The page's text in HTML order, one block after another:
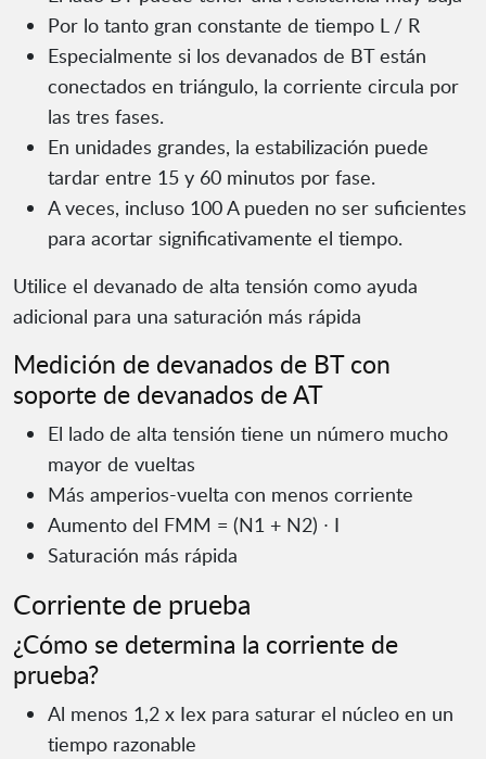
Por lo tanto gran constante de tiempo L / R
Especialmente si los devanados de BT están
conectados en triángulo, la corriente circula por
las tres fases.
En unidades grandes, la estabilización puede
tardar entre 15 y 60 minutos por fase.
A veces, incluso 100 A pueden no ser suficientes
para acortar significativamente el tiempo.
Utilice el devanado de alta tensión como ayuda
adicional para una saturación más rápida
Medición de devanados de BT con
soporte de devanados de AT
El lado de alta tensión tiene un número mucho
mayor de vueltas
Más amperios-vuelta con menos corriente
Aumento del FMM = (N1 + N2) ∙ I
Saturación más rápida
Corriente de prueba
¿Cómo se determina la corriente de
prueba?
Al menos 1,2 x Iex para saturar el núcleo en un
tiempo razonable